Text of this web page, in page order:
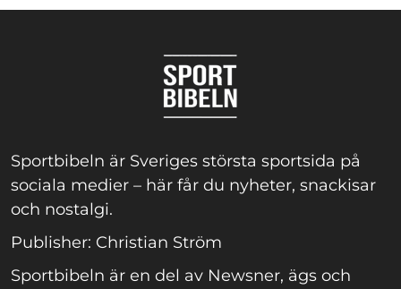
Sportbibeln är Sveriges största sportsida på
sociala medier – här får du nyheter, snackisar
och nostalgi.
Publisher: Christian Ström
Sportbibeln är en del av Newsner, ägs och